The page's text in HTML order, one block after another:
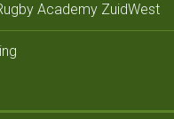
Academy ZuidWest